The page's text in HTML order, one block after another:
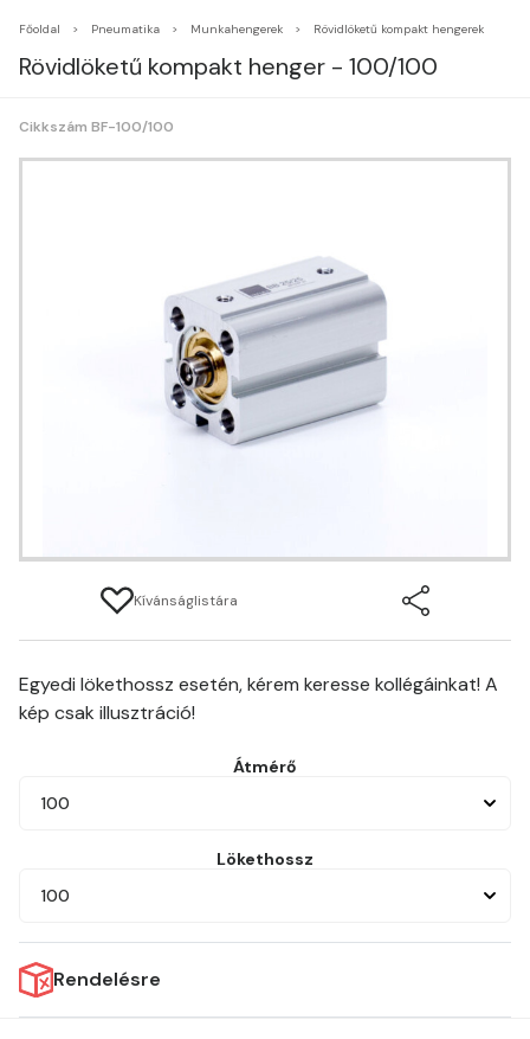
Főoldal Pneumatika Munkahengerek Rövidlöketű kompakt hengerek
Rövidlöketű kompakt henger - 100/100
Cikkszám BF-100/100
Kívánságlistára
Egyedi lökethossz esetén, kérem keresse kollégáinkat! A
kép csak illusztráció!
Átmérő
100
Lökethossz
100
Rendelésre